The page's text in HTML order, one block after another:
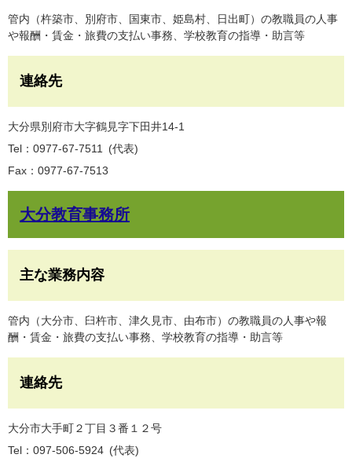
管内（杵築市、別府市、国東市、姫島村、日出町）の教職員の人事
や報酬・賃金・旅費の支払い事務、学校教育の指導・助言等
連絡先
大分県別府市大字鶴見字下田井14-1
Tel：0977-67-7511
代表
Fax：0977-67-7513
大分教育事務所
主な業務内容
管内（大分市、臼杵市、津久見市、由布市）の教職員の人事や報
酬・賃金・旅費の支払い事務、学校教育の指導・助言等
連絡先
大分市大手町２丁目３番１２号
Tel：097-506-5924
代表